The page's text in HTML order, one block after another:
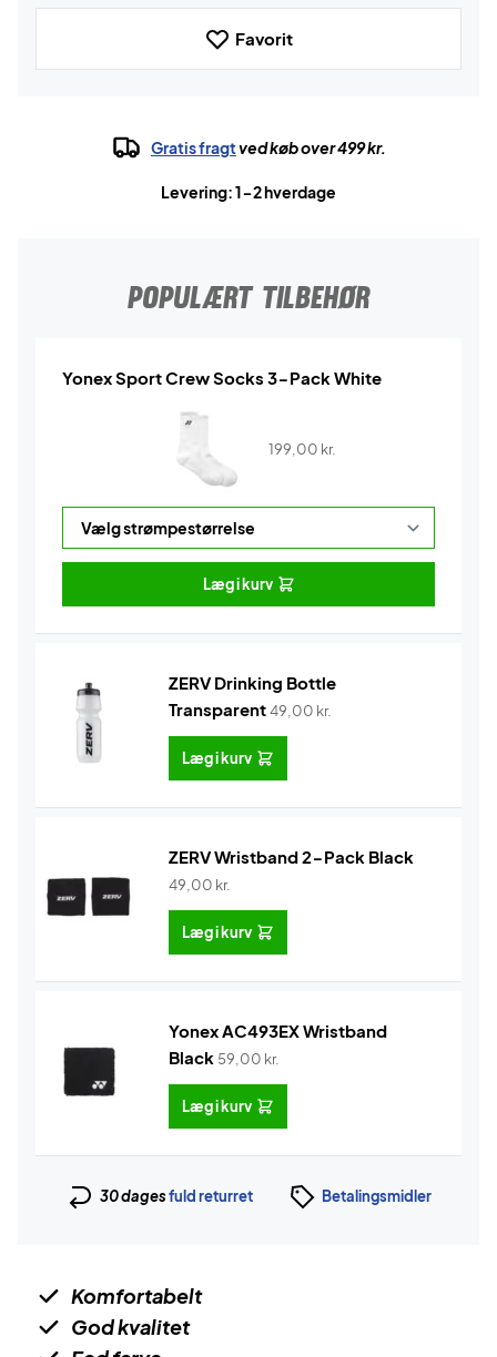
Favorit
Gratis fragtved køb over 499 kr.
Levering: 1-2 hverdage
POPULÆRT TILBEHØR
Yonex Sport Crew Socks 3-Pack White
199,00 kr.
Læg i kurv
ZERV Drinking Bottle
Transparent49,00 kr.
Læg i kurv
ZERV Wristband 2-Pack Black
49,00 kr.
Læg i kurv
Yonex AC493EX Wristband
Black 59,00 kr.
Læg i kurv
30 dagesfuld returret Betalingsmidler
Komfortabelt
God kvalitet